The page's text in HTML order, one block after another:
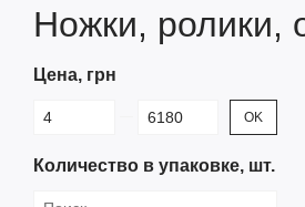
Ножки, ролики,
Цена, грн
От Цена, грн
До Цена, грн OK
Количество в упаковке, шт.